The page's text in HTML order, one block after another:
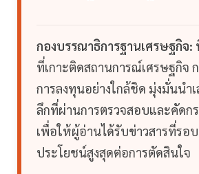
กองบรรณาธิการฐานเศรษฐกิจ:
ที่เกาะติดสถานการณ์เศรษฐกิจ
การลงทุนอย่างใกล้ชิด มุ่งมั่นนำ
ลึกที่ผ่านการตรวจสอบและคัดก
เพื่อให้ผู้อ่านได้รับข่าวสารที่รอ
ประโยชน์สูงสุดต่อการตัดสินใจ